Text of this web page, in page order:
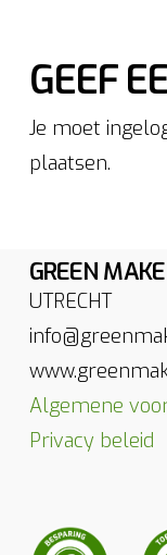
GEEF
Je moet
plaatsen.
GREEN
UTRECHT
Algemene
Privacy beleid